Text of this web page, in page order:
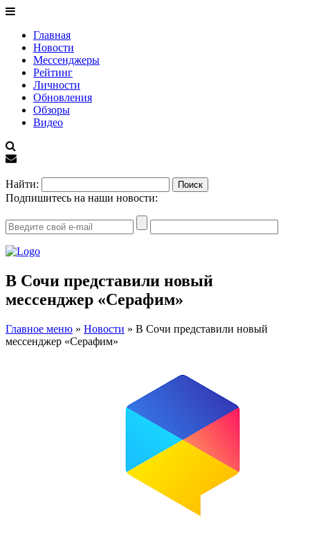
Главная
Новости
Мессенджеры
Рейтинг
Личности
Обновления
Обзоры
Видео
Найти:
Подпишитесь на наши новости:
В Сочи представили новый
мессенджер «Серафим»
Главное меню » Новости » В Сочи представили новый
мессенджер «Серафим»